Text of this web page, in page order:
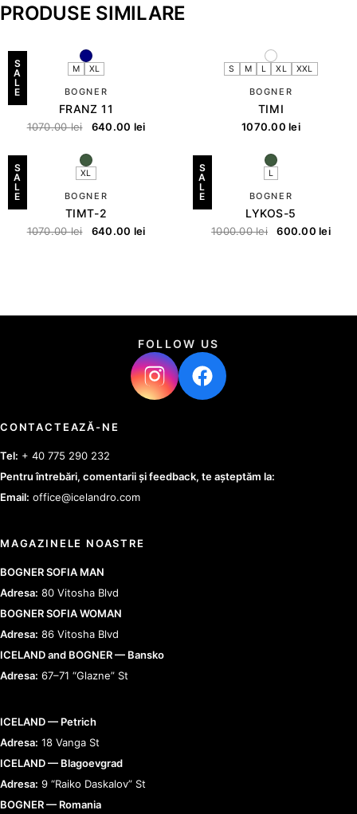
PRODUSE SIMILARE
S
A
L
E
M XL
BOGNER
FRANZ 11
1070.00lei 640.00 lei
S M L XL XXL
BOGNER
TIMI
1070.00lei
S
A
L
E
XL
BOGNER
TIMT-2
1070.00lei 640.00 lei
S
A
L
E
L
BOGNER
LYKOS-5
1000.00lei 600.00lei
FOLLOW US
CONTACTEAZĂ-NE
Tel: + 40 775 290 232
Pentru întrebări, comentarii și feedback, te așteptăm la:
Email: office@icelandro.com
MAGAZINELE NOASTRE
BOGNER SOFIA MAN
Adresa: 80 Vitosha Blvd
BOGNER SOFIA WOMAN
Adresa: 86 Vitosha Blvd
ICELAND and BOGNER — Bansko
Adresa: 67–71 “Glazne” St
ICELAND — Petrich
Adresa: 18 Vanga St
ICELAND — Blagoevgrad
Adresa: 9 “Raiko Daskalov” St
BOGNER — Romania